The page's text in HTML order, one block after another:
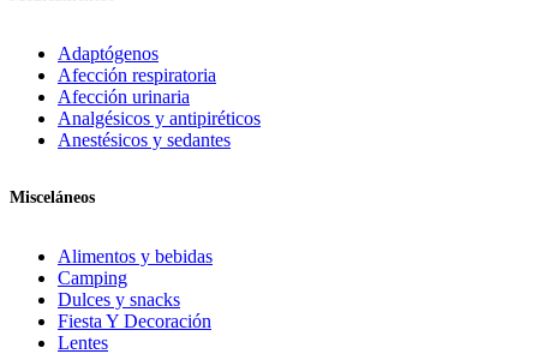
Adaptógenos
Afección respiratoria
Afección urinaria
Analgésicos y antipiréticos
Anestésicos y sedantes
Misceláneos
Alimentos y bebidas
Camping
Dulces y snacks
Fiesta Y Decoración
Lentes